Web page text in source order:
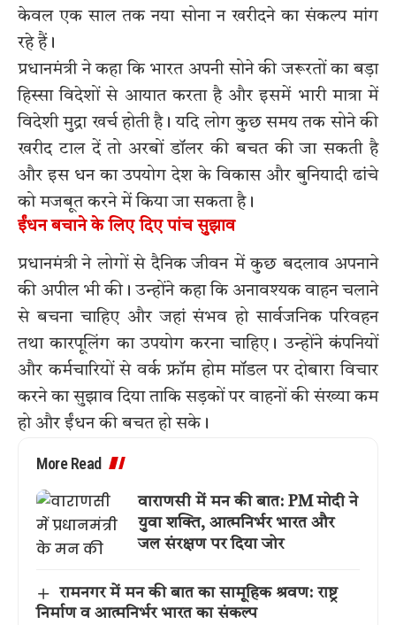
केवल एक साल तक नया सोना न खरीदने का संकल्प मांग
रहे हैं।
प्रधानमंत्री ने कहा कि भारत अपनी सोने की जरूरतों का बड़ा
हिस्सा विदेशों से आयात करता है और इसमें भारी मात्रा में
विदेशी मुद्रा खर्च होती है। यदि लोग कुछ समय तक सोने की
खरीद टाल दें तो अरबों डॉलर की बचत की जा सकती है
और इस धन का उपयोग देश के विकास और बुनियादी ढांचे
को मजबूत करने में किया जा सकता है।
ईंधन बचाने के लिए दिए पांच सुझाव
प्रधानमंत्री ने लोगों से दैनिक जीवन में कुछ बदलाव अपनाने
की अपील भी की। उन्होंने कहा कि अनावश्यक वाहन चलाने
से बचना चाहिए और जहां संभव हो सार्वजनिक परिवहन
तथा कारपूलिंग का उपयोग करना चाहिए। उन्होंने कंपनियों
और कर्मचारियों से वर्क फ्रॉम होम मॉडल पर दोबारा विचार
करने का सुझाव दिया ताकि सड़कों पर वाहनों की संख्या कम
हो और ईंधन की बचत हो सके।
More Read
वाराणसी में मन की बात: PM मोदी ने
युवा शक्ति, आत्मनिर्भर भारत और
जल संरक्षण पर दिया जोर
रामनगर में मन की बात का सामूहिक श्रवण: राष्ट्र
निर्माण व आत्मनिर्भर भारत का संकल्प